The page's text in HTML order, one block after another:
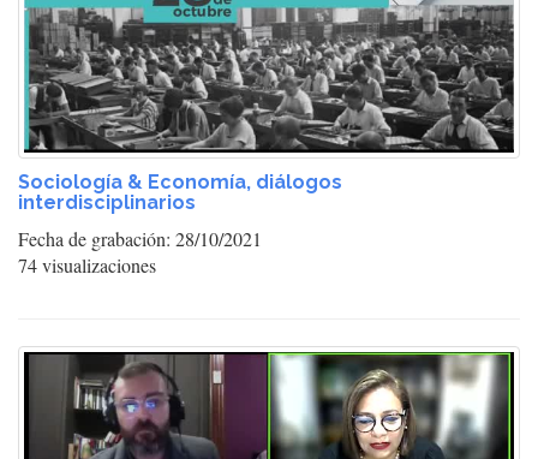
Sociología & Economía, diálogos
interdisciplinarios
Fecha de grabación: 28/10/2021
74 visualizaciones